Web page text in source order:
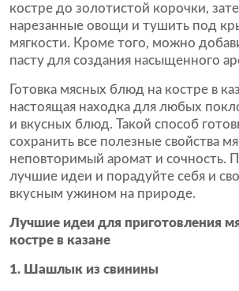
костре до золотистой корочки,
нарезанные овощи и тушить под
мягкости. Кроме того, можно
пасту для создания насыщенного
Готовка мясных блюд на костре в
настоящая находка для любых
и вкусных блюд. Такой способ
сохранить все полезные свойства
неповторимый аромат и сочность.
лучшие идеи и порадуйте себя и
вкусным ужином на природе.
Лучшие идеи для приготовления
костре в казане
1. Шашлык из свинины